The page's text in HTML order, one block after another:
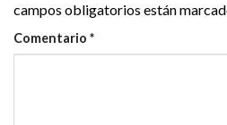
campos obligatorios están
Comentario *